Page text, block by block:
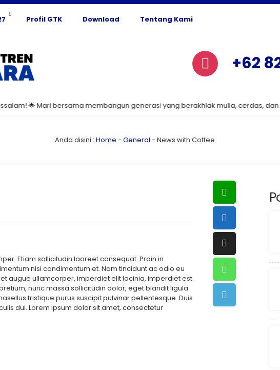
Profil GTK Download Tentang Kami
+62
🌟 Mari bersama membangun generasi yang berakhlak mulia, cerdas, dan
Anda disini : Home - General - News with Coffee
Etiam sollicitudin laoreet consequat. Proin in
nisi condimentum et. Nam tincidunt ac odio eu
augue ullamcorper, imperdiet elit lacinia, imperdiet est.
nunc massa sollicitudin dolor, eget blandit ligula
tristique purus suscipit pulvinar pellentesque. Duis
dui. Lorem ipsum dolor sit amet, consectetur